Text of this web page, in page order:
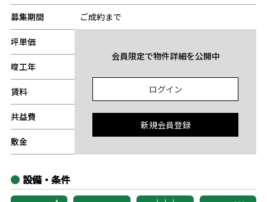
募集期間 ご成約まで
坪単価
竣工年
賃料
共益費
敷金
会員限定で物件詳細を公開中
ログイン
新規会員登録
設備・条件